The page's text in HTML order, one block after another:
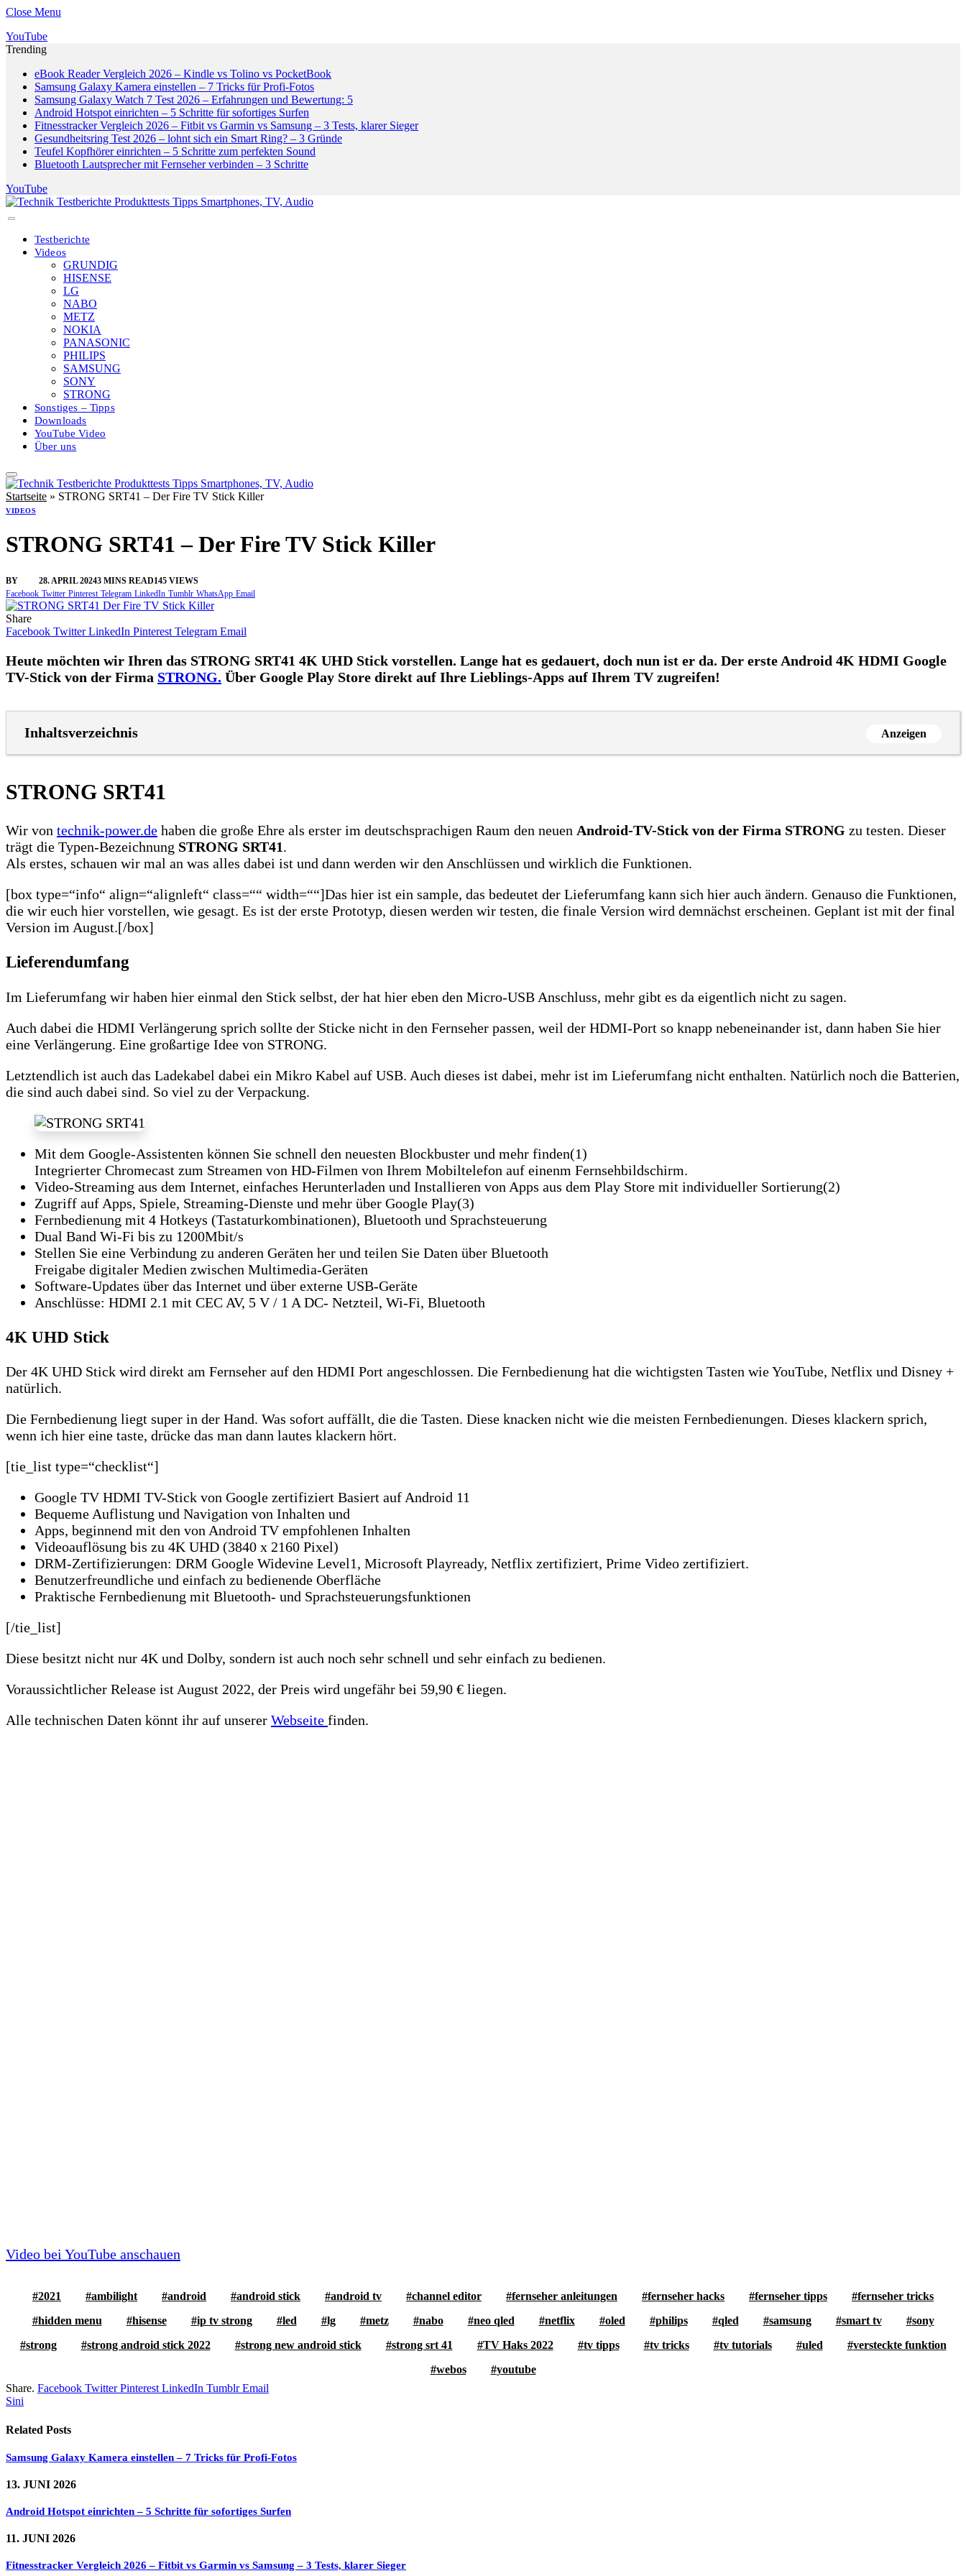
Close Menu
YouTube
Trending
eBook Reader Vergleich 2026 – Kindle vs Tolino vs PocketBook
Samsung Galaxy Kamera einstellen – 7 Tricks für Profi-Fotos
Samsung Galaxy Watch 7 Test 2026 – Erfahrungen und Bewertung: 5
Android Hotspot einrichten – 5 Schritte für sofortiges Surfen
Fitnesstracker Vergleich 2026 – Fitbit vs Garmin vs Samsung – 3 Tests, klarer Sieger
Gesundheitsring Test 2026 – lohnt sich ein Smart Ring? – 3 Gründe
Teufel Kopfhörer einrichten – 5 Schritte zum perfekten Sound
Bluetooth Lautsprecher mit Fernseher verbinden – 3 Schritte
YouTube
Testberichte
Videos
GRUNDIG
HISENSE
LG
NABO
METZ
NOKIA
PANASONIC
PHILIPS
SAMSUNG
SONY
STRONG
Sonstiges – Tipps
Downloads
YouTube Video
Über uns
Startseite » STRONG SRT41 – Der Fire TV Stick Killer
VIDEOS
STRONG SRT41 – Der Fire TV Stick Killer
BY 28. APRIL 20243 MINS READ145 VIEWS
Facebook Twitter Pinterest Telegram LinkedIn Tumblr WhatsApp Email
Share
Facebook Twitter LinkedIn Pinterest Telegram Email
Heute möchten wir Ihren das STRONG SRT41 4K UHD Stick vorstellen. Lange hat es gedauert, doch nun ist er da. Der erste Android 4K HDMI Google
TV-Stick von der Firma STRONG. Über Google Play Store direkt auf Ihre Lieblings-Apps auf Ihrem TV zugreifen!
Inhaltsverzeichnis Anzeigen
STRONG SRT41
Wir von technik-power.de haben die große Ehre als erster im deutschsprachigen Raum den neuen Android-TV-Stick von der Firma STRONG zu testen. Dieser
trägt die Typen-Bezeichnung STRONG SRT41.
Als erstes, schauen wir mal an was alles dabei ist und dann werden wir den Anschlüssen und wirklich die Funktionen.
[box type=“info“ align=“alignleft“ class=““ width=““]Das hier ist ein sample, das bedeutet der Lieferumfang kann sich hier auch ändern. Genauso die Funktionen,
die wir euch hier vorstellen, wie gesagt. Es ist der erste Prototyp, diesen werden wir testen, die finale Version wird demnächst erscheinen. Geplant ist mit der final
Version im August.[/box]
Lieferendumfang
Im Lieferumfang wir haben hier einmal den Stick selbst, der hat hier eben den Micro-USB Anschluss, mehr gibt es da eigentlich nicht zu sagen.
Auch dabei die HDMI Verlängerung sprich sollte der Sticke nicht in den Fernseher passen, weil der HDMI-Port so knapp nebeneinander ist, dann haben Sie hier
eine Verlängerung. Eine großartige Idee von STRONG.
Letztendlich ist auch das Ladekabel dabei ein Mikro Kabel auf USB. Auch dieses ist dabei, mehr ist im Lieferumfang nicht enthalten. Natürlich noch die Batterien,
die sind auch dabei sind. So viel zu der Verpackung.
Mit dem Google-Assistenten können Sie schnell den neuesten Blockbuster und mehr finden(1)
Integrierter Chromecast zum Streamen von HD-Filmen von Ihrem Mobiltelefon auf einenm Fernsehbildschirm.
Video-Streaming aus dem Internet, einfaches Herunterladen und Installieren von Apps aus dem Play Store mit individueller Sortierung(2)
Zugriff auf Apps, Spiele, Streaming-Dienste und mehr über Google Play(3)
Fernbedienung mit 4 Hotkeys (Tastaturkombinationen), Bluetooth und Sprachsteuerung
Dual Band Wi-Fi bis zu 1200Mbit/s
Stellen Sie eine Verbindung zu anderen Geräten her und teilen Sie Daten über Bluetooth
Freigabe digitaler Medien zwischen Multimedia-Geräten
Software-Updates über das Internet und über externe USB-Geräte
Anschlüsse: HDMI 2.1 mit CEC AV, 5 V / 1 A DC- Netzteil, Wi-Fi, Bluetooth
4K UHD Stick
Der 4K UHD Stick wird direkt am Fernseher auf den HDMI Port angeschlossen. Die Fernbedienung hat die wichtigsten Tasten wie YouTube, Netflix und Disney +
natürlich.
Die Fernbedienung liegt super in der Hand. Was sofort auffällt, die die Tasten. Diese knacken nicht wie die meisten Fernbedienungen. Dieses klackern sprich,
wenn ich hier eine taste, drücke das man dann lautes klackern hört.
[tie_list type=“checklist“]
Google TV HDMI TV-Stick von Google zertifiziert Basiert auf Android 11
Bequeme Auflistung und Navigation von Inhalten und
Apps, beginnend mit den von Android TV empfohlenen Inhalten
Videoauflösung bis zu 4K UHD (3840 x 2160 Pixel)
DRM-Zertifizierungen: DRM Google Widevine Level1, Microsoft Playready, Netflix zertifiziert, Prime Video zertifiziert.
Benutzerfreundliche und einfach zu bedienende Oberfläche
Praktische Fernbedienung mit Bluetooth- und Sprachsteuerungsfunktionen
[/tie_list]
Diese besitzt nicht nur 4K und Dolby, sondern ist auch noch sehr schnell und sehr einfach zu bedienen.
Voraussichtlicher Release ist August 2022, der Preis wird ungefähr bei 59,90 € liegen.
Alle technischen Daten könnt ihr auf unserer Webseite finden.
Video bei YouTube anschauen
2021 ambilight android android stick android tv channel editor fernseher anleitungen fernseher hacks fernseher tipps
fernseher tricks
hidden menu
hisense ip tv strong led lg metz nabo neo qled netflix oled philips qled samsung smart tv
sony
strong
strong android stick 2022 strong new android stick strong srt 41 TV Haks 2022 tv tipps tv tricks tv tutorials uled
versteckte funktion
webos
youtube
Share. Facebook Twitter Pinterest LinkedIn Tumblr Email
Sini
Related Posts
Samsung Galaxy Kamera einstellen – 7 Tricks für Profi-Fotos
13. JUNI 2026
Android Hotspot einrichten – 5 Schritte für sofortiges Surfen
11. JUNI 2026
Fitnesstracker Vergleich 2026 – Fitbit vs Garmin vs Samsung – 3 Tests, klarer Sieger